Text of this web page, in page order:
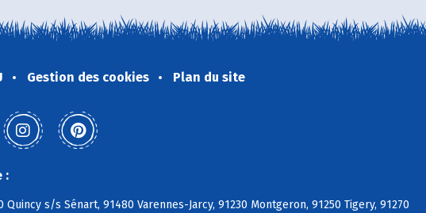
Gestion des cookies Plan du site
:
s/s Sénart, 91480 Varennes-Jarcy, 91230 Montgeron, 91250 Tigery, 91270